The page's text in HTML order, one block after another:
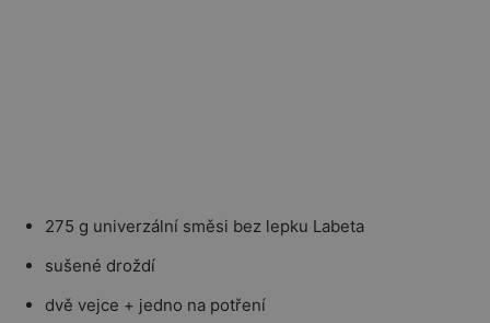
275 g univerzální směsi bez lepku Labeta
sušené droždí
dvě vejce + jedno na potření